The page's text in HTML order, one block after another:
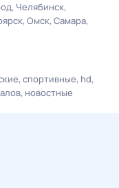
Челябинск
Омск Самара
спортивные hd
новостные